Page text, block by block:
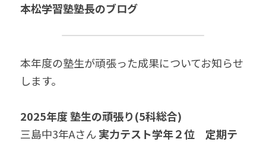
本松学習塾塾長のブログ
本年度の塾生が頑張った成果についてお知らせ
します。
2025年度 塾生の頑張り(5科総合)
三島中3年Aさん 実力テスト学年２位　定期テ